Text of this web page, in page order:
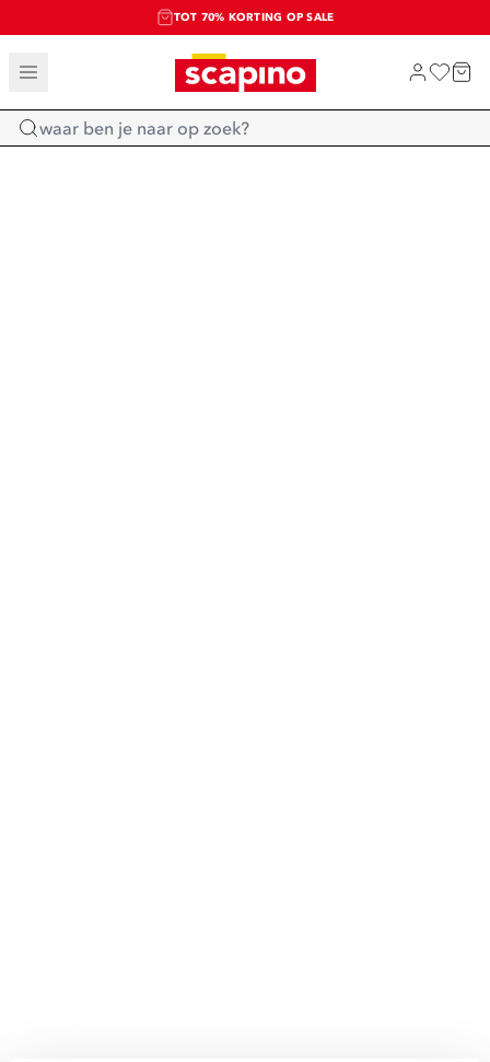
TOT 70% KORTING OP SALE
SALE: LAATSTE KANS!
SHOP NIEUW
Home